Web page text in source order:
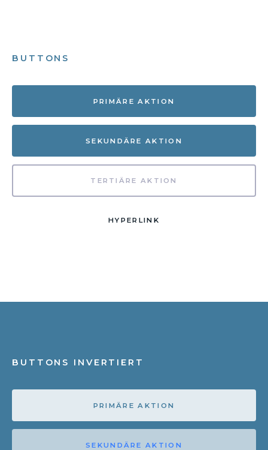
BUTTONS
PRIMÄRE AKTION
SEKUNDÄRE AKTION
TERTIÄRE AKTION
HYPERLINK
BUTTONS INVERTIERT
PRIMÄRE AKTION
SEKUNDÄRE AKTION